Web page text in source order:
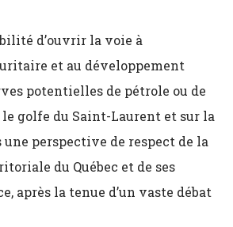
d’ouvrir la voie à
et au développement
potentielles de pétrole ou de
golfe du Saint-Laurent et sur la
perspective de respect de la
du Québec et de ses
après la tenue d’un vaste débat